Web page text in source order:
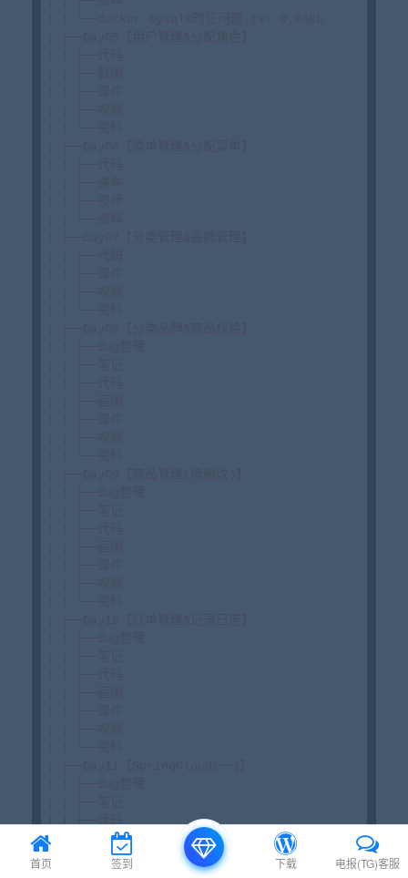
首页 签到 下载 电报(TG)客服